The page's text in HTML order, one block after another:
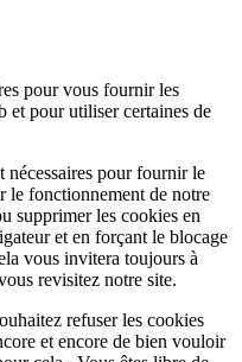
pour vous fournir les
et pour utiliser certaines de
nécessaires pour fournir le
le fonctionnement de notre
supprimer les cookies en
et en forçant le blocage
vous invitera toujours à
revisitez notre site.
refuser les cookies
et encore de bien vouloir